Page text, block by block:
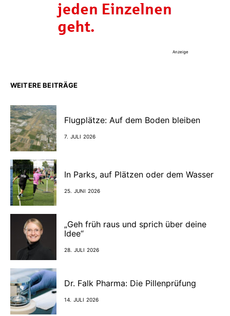
Anzeige
WEITERE BEITRÄGE
Flugplätze: Auf dem Boden bleiben
7. JULI 2026
In Parks, auf Plätzen oder dem Wasser
25. JUNI 2026
„Geh früh raus und sprich über deine
Idee“
28. JULI 2026
Dr. Falk Pharma: Die Pillenprüfung
14. JULI 2026